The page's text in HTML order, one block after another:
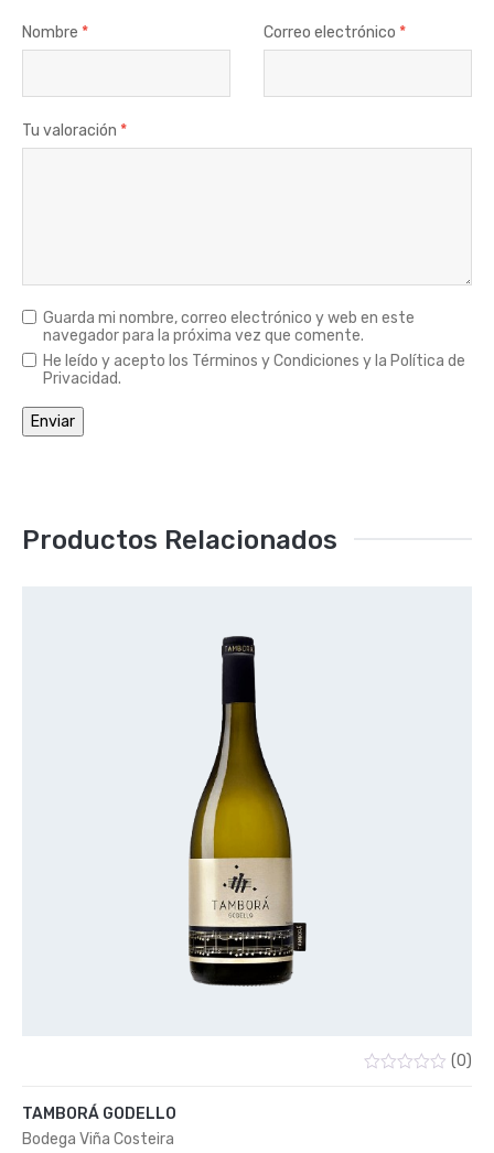
Tu valoración *
Nombre * Correo electrónico *
Guarda mi nombre, correo electrónico y web en este
navegador para la próxima vez que comente.
He leído y acepto los Términos y Condiciones y la Política de
Privacidad.
Productos Relacionados
(0)
TAMBORÁ GODELLO
Bodega Viña Costeira